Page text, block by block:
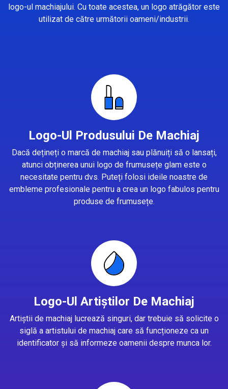
logo-ul machiajului. Cu toate acestea, un logo atrăgător este
utilizat de către următorii oameni/industrii.
Logo-Ul Produsului De Machiaj
Dacă dețineți o marcă de machiaj sau plănuiți să o lansați,
atunci obținerea unui logo de frumusețe glam este o
necesitate pentru dvs. Puteți folosi ideile noastre de
embleme profesionale pentru a crea un logo fabulos pentru
produse de frumusețe.
Logo-Ul Artiștilor De Machiaj
Artiștii de machiaj lucrează singuri, dar trebuie să solicite o
siglă a artistului de machiaj care să funcționeze ca un
identificator și să informeze oamenii despre munca lor.